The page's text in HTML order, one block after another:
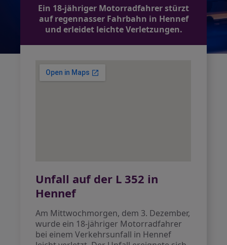
Ein 18-jähriger Motorradfahrer stürzt
auf regennasser Fahrbahn in Hennef
und erleidet leichte Verletzungen.
Unfall auf der L 352 in
Hennef
Am Mittwochmorgen, dem 3. Dezember,
wurde ein 18-jähriger Motorradfahrer
bei einem Verkehrsunfall in Hennef